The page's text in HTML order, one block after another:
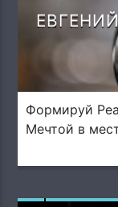
Формируй
Мечтой в